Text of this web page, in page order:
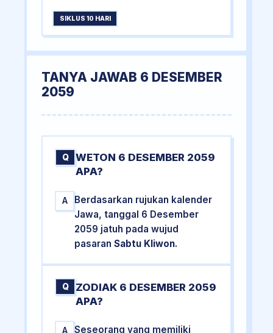
SIKLUS 10 HARI
TANYA JAWAB 6 DESEMBER
2059
Q
WETON 6 DESEMBER 2059
APA?
A
Berdasarkan rujukan kalender
Jawa, tanggal 6 Desember
2059 jatuh pada wujud
pasaranSabtu Kliwon.
Q
ZODIAK 6 DESEMBER 2059
APA?
A
Seseorang yang memiliki